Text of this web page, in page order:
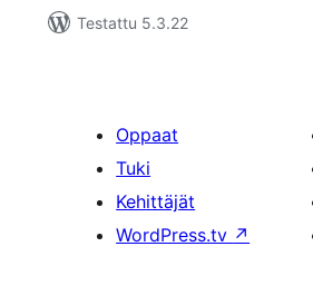
Testattu 5.3.22
Oppaat
Tuki
Kehittäjät
WordPress.tv ↗